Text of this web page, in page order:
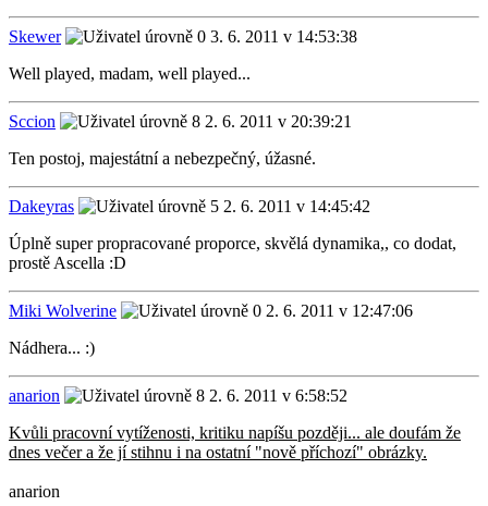
Skewer
3. 6. 2011 v 14:53:38
Well played, madam, well played...
Sccion
2. 6. 2011 v 20:39:21
Ten postoj, majestátní a nebezpečný, úžasné.
Dakeyras
2. 6. 2011 v 14:45:42
Úplně super propracované proporce, skvělá dynamika,, co dodat,
prostě Ascella :D
Miki Wolverine
2. 6. 2011 v 12:47:06
Nádhera... :)
anarion
2. 6. 2011 v 6:58:52
Kvůli pracovní vytíženosti, kritiku napíšu později... ale doufám že
dnes večer a že jí stihnu i na ostatní "nově příchozí" obrázky.
anarion